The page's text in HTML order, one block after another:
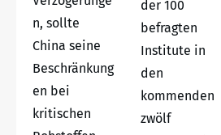
n, sollte
China seine
Beschränkung
en bei
kritischen
der 100
befragten
Institute in
den
kommenden
zwölf